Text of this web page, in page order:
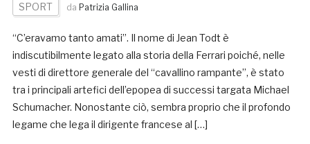
SPORT da Patrizia Gallina
“C’eravamo tanto amati”. Il nome di Jean Todt è
indiscutibilmente legato alla storia della Ferrari poiché, nelle
vesti di direttore generale del “cavallino rampante”, è stato
tra i principali artefici dell’epopea di successi targata Michael
Schumacher. Nonostante ciò, sembra proprio che il profondo
legame che lega il dirigente francese al […]